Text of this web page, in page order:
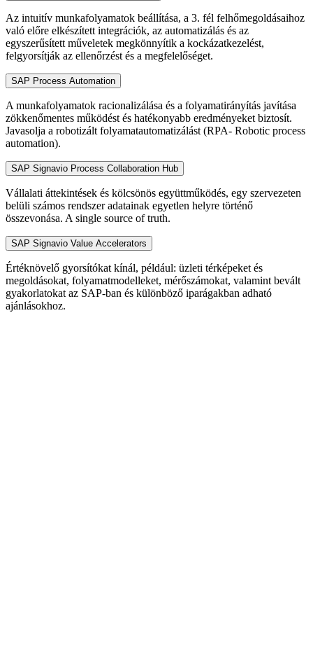
Az intuitív munkafolyamatok beállítása, a 3. fél felhőmegoldásaihoz
való előre elkészített integrációk, az automatizálás és az
egyszerűsített műveletek megkönnyítik a kockázatkezelést,
felgyorsítják az ellenőrzést és a megfelelőséget.
SAP Process Automation
A munkafolyamatok racionalizálása és a folyamatirányítás javítása
zökkenőmentes működést és hatékonyabb eredményeket biztosít.
Javasolja a robotizált folyamatautomatizálást (RPA- Robotic process
automation).
SAP Signavio Process Collaboration Hub
Vállalati áttekintések és kölcsönös együttműködés, egy szervezeten
belüli számos rendszer adatainak egyetlen helyre történő
összevonása. A single source of truth.
SAP Signavio Value Accelerators
Értéknövelő gyorsítókat kínál, például: üzleti térképeket és
megoldásokat, folyamatmodelleket, mérőszámokat, valamint bevált
gyakorlatokat az SAP-ban és különböző iparágakban adható
ajánlásokhoz.